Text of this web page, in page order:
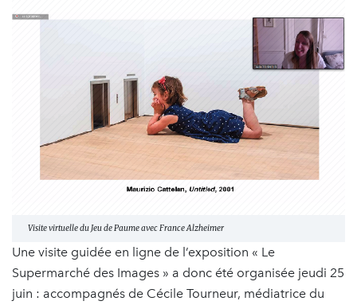
Visite virtuelle du Jeu de Paume avec France Alzheimer
Une visite guidée en ligne de l’exposition « Le
Supermarché des Images » a donc été organisée jeudi 25
juin : accompagnés de Cécile Tourneur, médiatrice du